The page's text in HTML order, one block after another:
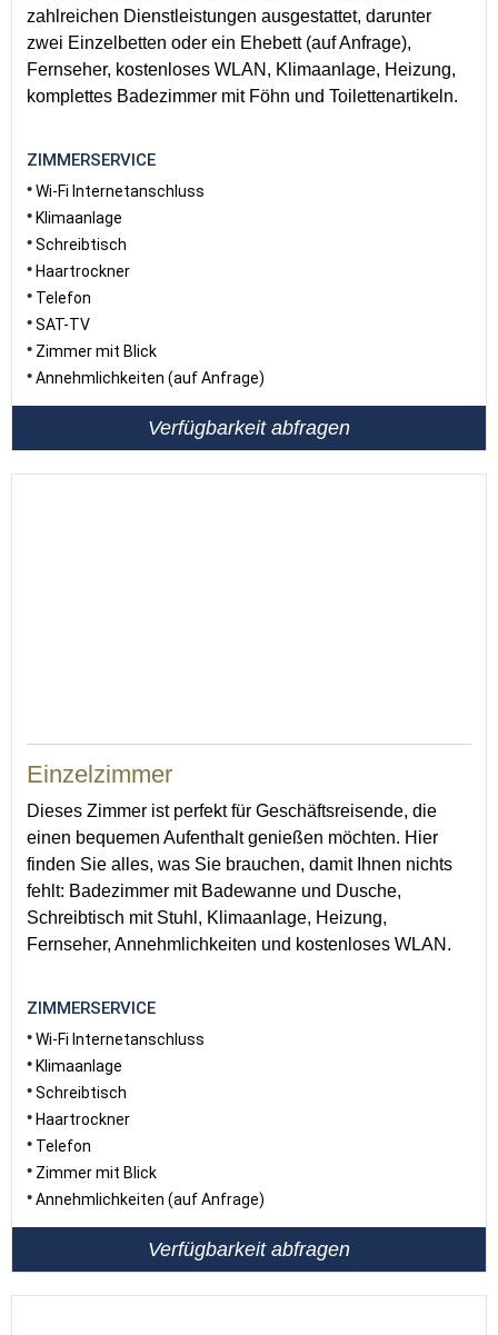
zahlreichen Dienstleistungen ausgestattet, darunter
zwei Einzelbetten oder ein Ehebett (auf Anfrage),
Fernseher, kostenloses WLAN, Klimaanlage, Heizung,
komplettes Badezimmer mit Föhn und Toilettenartikeln.
ZIMMERSERVICE
Wi-Fi Internetanschluss
Klimaanlage
Schreibtisch
Haartrockner
Telefon
SAT-TV
Zimmer mit Blick
Annehmlichkeiten (auf Anfrage)
Verfügbarkeit abfragen
Einzelzimmer
Dieses Zimmer ist perfekt für Geschäftsreisende, die
einen bequemen Aufenthalt genießen möchten. Hier
finden Sie alles, was Sie brauchen, damit Ihnen nichts
fehlt: Badezimmer mit Badewanne und Dusche,
Schreibtisch mit Stuhl, Klimaanlage, Heizung,
Fernseher, Annehmlichkeiten und kostenloses WLAN.
ZIMMERSERVICE
Wi-Fi Internetanschluss
Klimaanlage
Schreibtisch
Haartrockner
Telefon
Zimmer mit Blick
Annehmlichkeiten (auf Anfrage)
Verfügbarkeit abfragen